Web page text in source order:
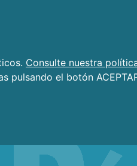
Consulte nuestra
pulsando el botón